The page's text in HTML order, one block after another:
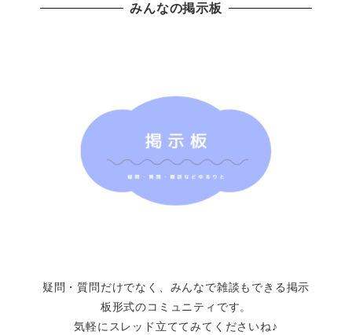
みんなの掲示板
疑問・質問だけでなく、みんなで雑談もできる掲示
板形式のコミュニティです。
気軽にスレッド立ててみてくださいね♪